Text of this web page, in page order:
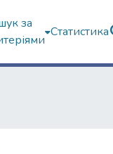
за
Статистика